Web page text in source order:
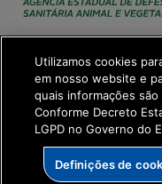
SETDIG | Secretaria-
Executiva de
Transformação
get_footer();
Utilizamos cookies
em nosso website e
quais informações
Conforme Decreto
LGPD no Governo do
Definições de